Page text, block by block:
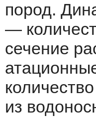
пород.
—
сечение
из